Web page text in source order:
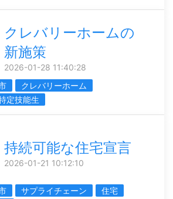
クレバリーホームの
新施策
2026-01-28 11:40:28
クレバリーホーム
定技能生
持続可能な住宅宣言
2026-01-21 10:12:10
サプライチェーン
住宅